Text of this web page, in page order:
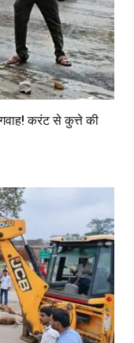
गवाह! करंट से कुत्ते की